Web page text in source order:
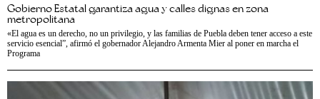
Gobierno Estatal garantiza agua y calles dignas en zona
metropolitana
«El agua es un derecho, no un privilegio, y las familias de Puebla deben tener acceso a este
servicio esencial”, afirmó el gobernador Alejandro Armenta Mier al poner en marcha el
Programa